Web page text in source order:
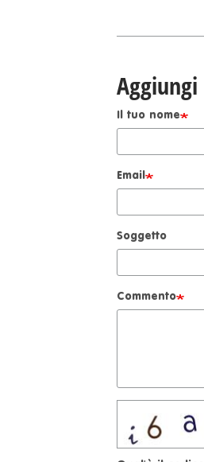
Il tuo nome
Email
Soggetto
Commento